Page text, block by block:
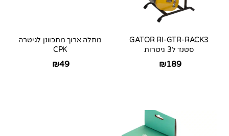
GATOR RI-GTR-RACK3
סטנד ל3 גיטרות
₪189
מתלה ארוך מתכוונן לגיטרה
CPK
₪49